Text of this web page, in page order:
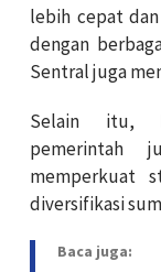
lebih cepat
dengan
Sentral juga
Selain itu,
pemerintah
memperkuat
diversifikasi
Baca juga: